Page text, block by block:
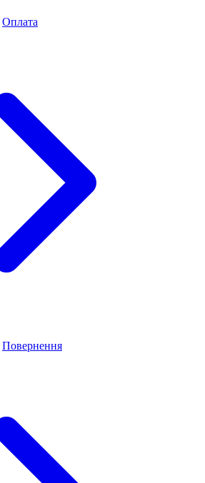
Оплата
Повернення